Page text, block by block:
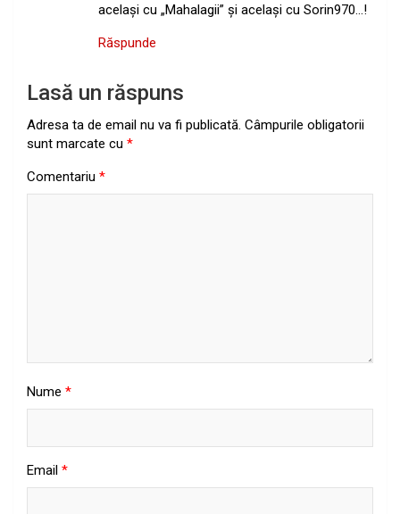
acelaşi cu „Mahalagii” şi acelaşi cu Sorin970…!
Răspunde
Lasă un răspuns
Adresa ta de email nu va fi publicată. Câmpurile obligatorii
sunt marcate cu *
Comentariu *
Nume *
Email *